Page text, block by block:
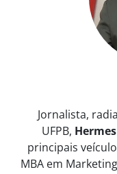
Jornalista,
UFPB,
principais
MBA em